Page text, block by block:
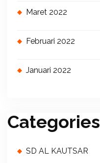
Maret 2022
Februari 2022
Januari 2022
Categories
SD AL KAUTSAR